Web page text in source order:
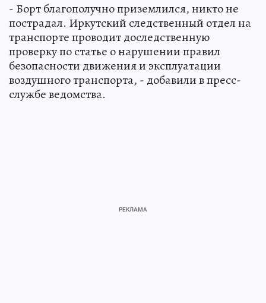
- Борт благополучно приземлился, никто не
пострадал. Иркутский следственный отдел на
транспорте проводит доследственную
проверку по статье о нарушении правил
безопасности движения и эксплуатации
воздушного транспорта, - добавили в пресс-
службе ведомства.